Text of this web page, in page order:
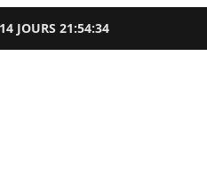
14 JOURS21:54:33